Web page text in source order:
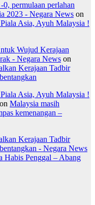
permulaan perlahan
2023 - Negara News on
Asia, Ayuh Malaysia !
Wujud Kerajaan
- Negara News on
Kerajaan Tadbir
Asia, Ayuh Malaysia !
on Malaysia masih
kemenangan –
Kerajaan Tadbir
- Negara News
Habis Penggal – Abang